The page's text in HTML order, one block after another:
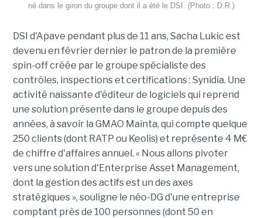
né dans le giron du groupe dont il a été le DSI. (Photo : D.R.)
DSI d'Apave pendant plus de 11 ans, Sacha Lukic est
devenu en février dernier le patron de la première
spin-off créée par le groupe spécialiste des
contrôles, inspections et certifications : Synidia. Une
activité naissante d'éditeur de logiciels qui reprend
une solution présente dans le groupe depuis des
années, à savoir la GMAO Mainta, qui compte quelque
250 clients (dont RATP ou Keolis) et représente 4 M€
de chiffre d'affaires annuel. « Nous allons pivoter
vers une solution d'Enterprise Asset Management,
dont la gestion des actifs est un des axes
stratégiques », souligne le néo-DG d'une entreprise
comptant près de 100 personnes (dont 50 en